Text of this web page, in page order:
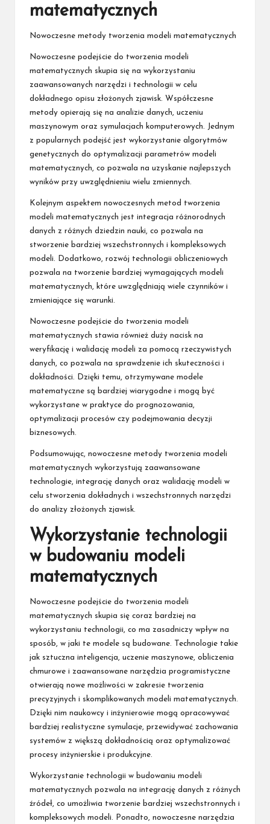
matematycznych
Nowoczesne metody tworzenia modeli matematycznych
Nowoczesne podejście do tworzenia modeli
matematycznych skupia się na wykorzystaniu
zaawansowanych narzędzi i technologii w celu
dokładnego opisu złożonych zjawisk. Współczesne
metody opierają się na analizie danych, uczeniu
maszynowym oraz symulacjach komputerowych. Jednym
z popularnych podejść jest wykorzystanie algorytmów
genetycznych do optymalizacji parametrów modeli
matematycznych, co pozwala na uzyskanie najlepszych
wyników przy uwzględnieniu wielu zmiennych.
Kolejnym aspektem nowoczesnych metod tworzenia
modeli matematycznych jest integracja różnorodnych
danych z różnych dziedzin nauki, co pozwala na
stworzenie bardziej wszechstronnych i kompleksowych
modeli. Dodatkowo, rozwój technologii obliczeniowych
pozwala na tworzenie bardziej wymagających modeli
matematycznych, które uwzględniają wiele czynników i
zmieniające się warunki.
Nowoczesne podejście do tworzenia modeli
matematycznych stawia również duży nacisk na
weryfikację i walidację modeli za pomocą rzeczywistych
danych, co pozwala na sprawdzenie ich skuteczności i
dokładności. Dzięki temu, otrzymywane modele
matematyczne są bardziej wiarygodne i mogą być
wykorzystane w praktyce do prognozowania,
optymalizacji procesów czy podejmowania decyzji
biznesowych.
Podsumowując, nowoczesne metody tworzenia modeli
matematycznych wykorzystują zaawansowane
technologie, integrację danych oraz walidację modeli w
celu stworzenia dokładnych i wszechstronnych narzędzi
do analizy złożonych zjawisk.
Wykorzystanie technologii
w budowaniu modeli
matematycznych
Nowoczesne podejście do tworzenia modeli
matematycznych skupia się coraz bardziej na
wykorzystaniu technologii, co ma zasadniczy wpływ na
sposób, w jaki te modele są budowane. Technologie takie
jak sztuczna inteligencja, uczenie maszynowe, obliczenia
chmurowe i zaawansowane narzędzia programistyczne
otwierają nowe możliwości w zakresie tworzenia
precyzyjnych i skomplikowanych modeli matematycznych.
Dzięki nim naukowcy i inżynierowie mogą opracowywać
bardziej realistyczne symulacje, przewidywać zachowania
systemów z większą dokładnością oraz optymalizować
procesy inżynierskie i produkcyjne.
Wykorzystanie technologii w budowaniu modeli
matematycznych pozwala na integrację danych z różnych
źródeł, co umożliwia tworzenie bardziej wszechstronnych i
kompleksowych modeli. Ponadto, nowoczesne narzędzia